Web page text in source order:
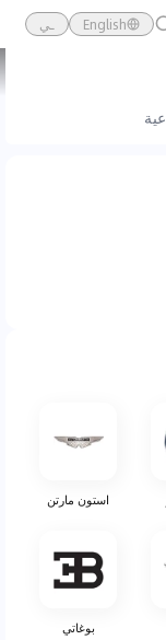
English ـي
استون مارتن
بوغاتي